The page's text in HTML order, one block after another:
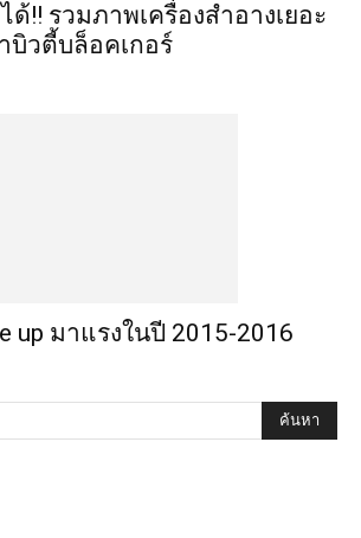
ด้!! รวมภาพเครื่องสำอางเยอะ
บิวตี้บล็อคเกอร์
up มาแรงในปี 2015-2016